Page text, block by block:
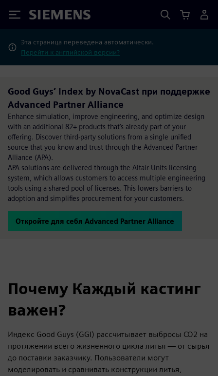
Siemens
Эта страница переведена автоматически.
Перейти к английской версии?
Good Guys’ Index by NovaCast при поддержке
Advanced Partner Alliance
Enhance simulation, improve engineering, and optimize design
with an additional 82+ products that’s already part of your
offering. Discover third-party solutions from a single unified
source that you know and trust through the Advanced Partner
Alliance (APA).
APA solutions are delivered through the Altair Units licensing
system, which allows customers to access multiple engineering
tools using a shared pool of licenses. This lowers barriers to
adoption and simplifies procurement for your customers.
Откройте для себя Advanced Partner Alliance
Почему Каждый кастинг
важен?
Индекс Good Guys (GGI) рассчитывает выбросы CO2 на
протяжении всего жизненного цикла литья — от сырья
до поставки заказчику. Пользователи могут
моделировать и сравнивать конструкции литья,